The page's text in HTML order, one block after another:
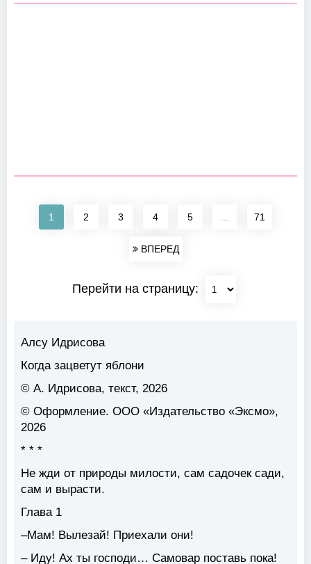
1 2 3 4 5 71
ВПЕРЕД
Перейти на страницу:
Алсу Идрисова
Когда зацветут яблони
© А. Идрисова, текст, 2026
© Оформление. ООО «Издательство «Эксмо»,
2026
* * *
Не жди от природы милости, сам садочек сади,
сам и вырасти.
Глава 1
–Мам! Вылезай! Приехали они!
– Иду! Ах ты господи… Самовар поставь пока!